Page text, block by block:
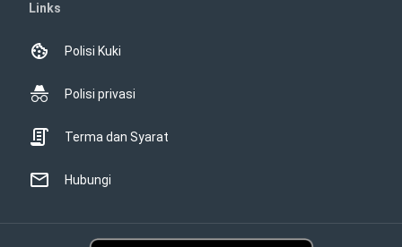
Links
Polisi Kuki
Polisi privasi
Terma dan Syarat
Hubungi